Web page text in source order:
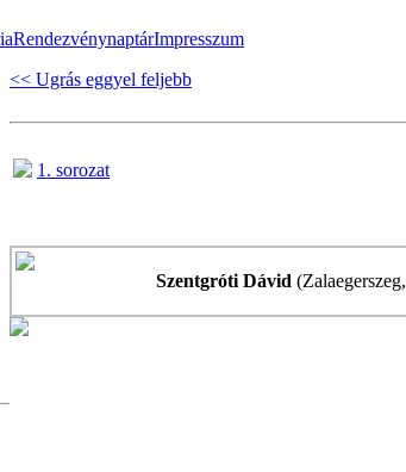
RendezvénynaptárImpresszum
<< Ugrás eggyel feljebb
1. sorozat
Szentgróti Dávid